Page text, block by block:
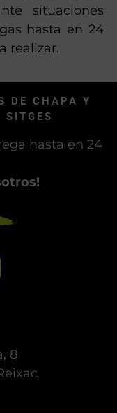
servicio de
respuesta
Atendemos
hasta en 24
DE CHAPA Y
hasta en 24